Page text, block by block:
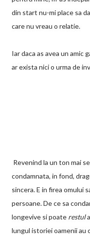
din start nu-mi place sa
care nu vreau o relatie.
Iar daca as avea un amic
ar exista nici o urma de
Revenind la un ton mai
condamnata, in fond,
sincera. E in firea omului
persoane. De ce sa
longevive si poate restul
lungul istoriei oamenii au